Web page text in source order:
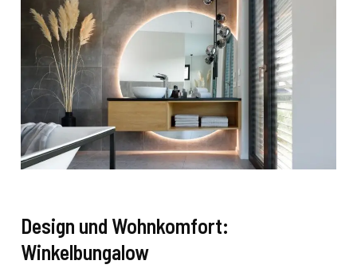
Design und Wohnkomfort:
Winkelbungalow